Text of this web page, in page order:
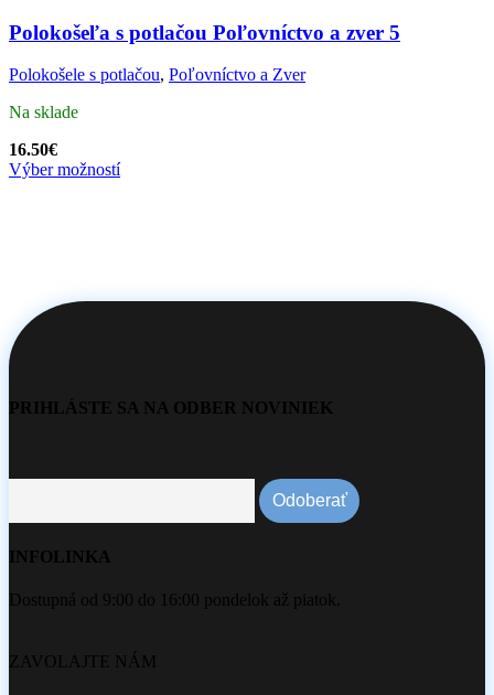
Polokošeľa s potlačou Poľovníctvo a zver 5
Polokošele s potlačou, Poľovníctvo a Zver
Na sklade
16.50€
Výber možností
PRIHLÁSTE SA NA ODBER NOVINIEK
INFOLINKA
Dostupná od 9:00 do 16:00 pondelok až piatok.
ZAVOLAJTE NÁM